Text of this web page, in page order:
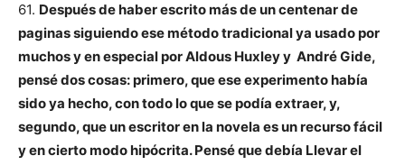
61. Después de haber escrito más de un centenar de
paginas siguiendo ese método tradicional ya usado por
muchos y en especial por Aldous Huxley y André Gide,
pensé dos cosas: primero, que ese experimento había
sido ya hecho, con todo lo que se podía extraer, y,
segundo, que un escritor en la novela es un recurso fácil
y en cierto modo hipócrita. Pensé que debía Llevar el